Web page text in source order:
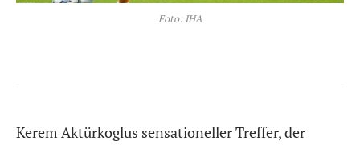
Foto: IHA
Kerem Aktürkoglus sensationeller Treffer, der